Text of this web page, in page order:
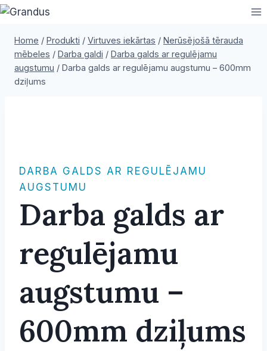
Skip
content
Home / Produkti / Virtuves iekārtas / Nerūsējošā tērauda
mēbeles / Darba galdi / Darba galds ar regulējamu
augstumu / Darba galds ar regulējamu augstumu – 600mm
dziļums
DARBA GALDS AR REGULĒJAMU
AUGSTUMU
Darba galds ar
regulējamu
augstumu –
600mm dziļums